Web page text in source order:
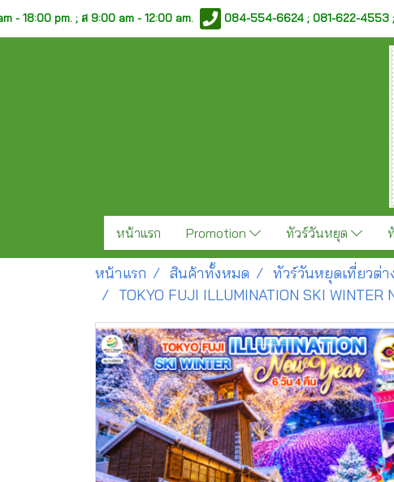
- 18:00 pm. ;ส 9:00 am - 12:00 am. 084-554-6624 ; 081-622-4553
หน้าแรก Promotion ทัวร์วันหยุด
หน้าแรก สินค้าทั้งหมด ทัวร์วันหยุดเที่ยวต่า
TOKYO FUJI ILLUMINATION SKI WINTER